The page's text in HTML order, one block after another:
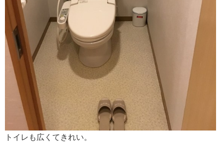
トイレも広くてきれい。